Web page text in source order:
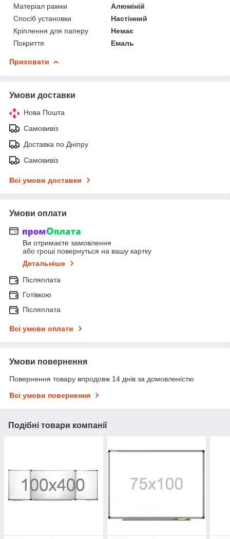
Матеріал рамки
Алюміній
Спосіб установки
Настінний
Кріплення для паперу
Немає
Покриття
Емаль
Приховати
Умови доставки
Нова Пошта
Самовивіз
Доставка по Дніпру
Самовивіз
Всі умови доставки
Умови оплати
Ви отримаєте замовлення
або гроші повернуться на вашу картку
Детальніше
Післяплата
Готівкою
Післяплата
Всі умови оплати
Умови повернення
Повернення товару впродовж 14 днів за домовленістю
Всі умови повернення
Подібні товари компанії